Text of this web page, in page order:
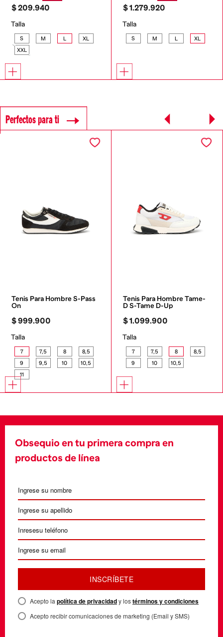
$209.940
Talla
S M L
XL
XXL
$1.279.920
Talla
S M L XL
Perfectos para ti
Tenis Para Hombre S-Pass
On
$999.900
Talla
7 7,5 8
8,5
9
9,5 10
10,5
11
Tenis Para Hombre Tame-
D S-Tame D-Up
$1.099.900
Talla
7 7,5 8
8,5
9
10 10,5
Obsequio en tu primera compra en
productos de línea
INSCRÍBETE
Acepto la política de privacidady lostérminos y condiciones
Acepto recibir comunicaciones de marketing (Email y SMS)